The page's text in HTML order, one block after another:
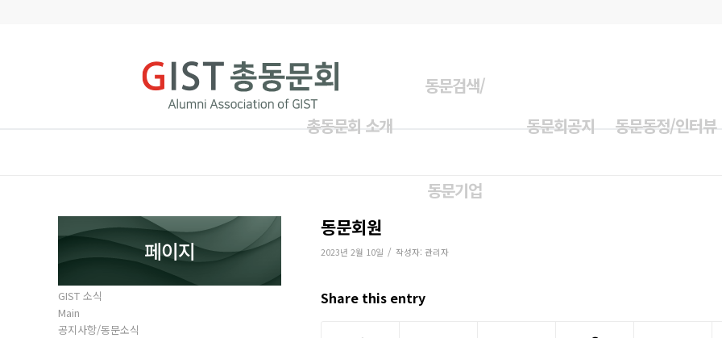
총동문회 소개
동문검색/
동문기업
동문회공지 동문동정/인터뷰
동문회원
2023년 2월 10일 / 작성자: 관리자
Share this entry
페이지
GIST 소식
Main
공지사항/동문소식